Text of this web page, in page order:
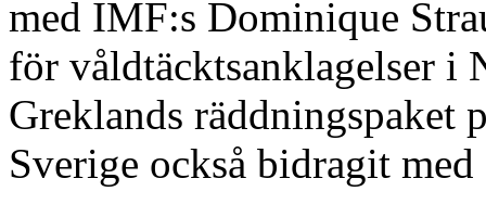
med IMF:s Dominique
för våldtäcktsanklagelser i
Greklands räddningspaket
Sverige också bidragit med